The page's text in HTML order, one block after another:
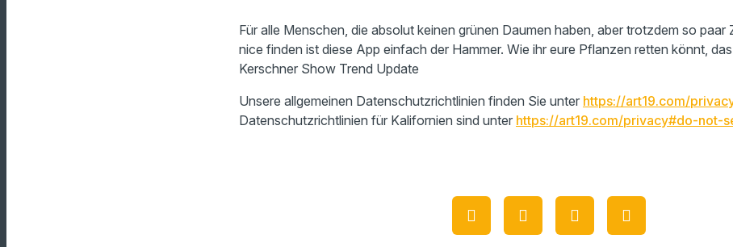
Für alle Menschen, die absolut keinen grünen Daumen haben, aber trotzdem so paar
nice finden ist diese App einfach der Hammer. Wie ihr eure Pflanzen retten könnt,
Kerschner Show Trend Update
Unsere allgemeinen Datenschutzrichtlinien finden Sie unter https://art19.com/
Datenschutzrichtlinien für Kalifornien sind unter https://art19.com/privacy#do-not-